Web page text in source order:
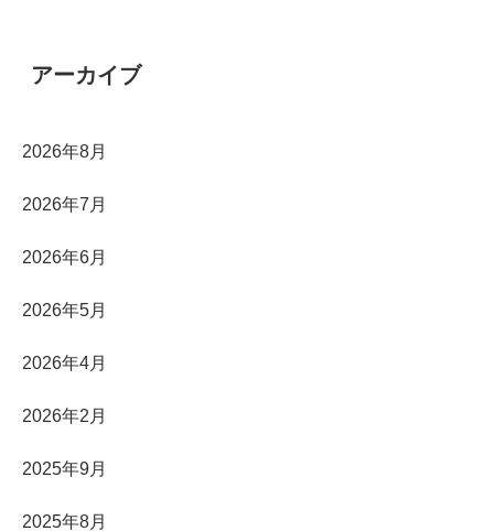
アーカイブ
2026年8月
2026年7月
2026年6月
2026年5月
2026年4月
2026年2月
2025年9月
2025年8月